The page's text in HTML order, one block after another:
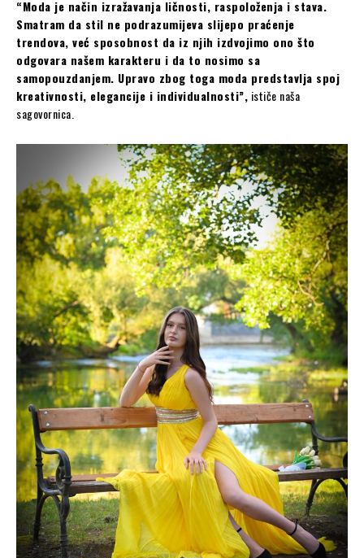
“Moda je način izražavanja ličnosti, raspoloženja i stava.
Smatram da stil ne podrazumijeva slijepo praćenje
trendova, već sposobnost da iz njih izdvojimo ono što
odgovara našem karakteru i da to nosimo sa
samopouzdanjem. Upravo zbog toga moda predstavlja spoj
kreativnosti, elegancije i individualnosti”, ističe naša
sagovornica.